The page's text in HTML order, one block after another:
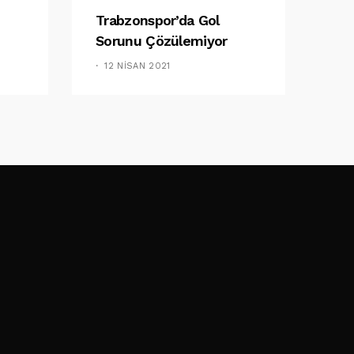
Trabzonspor’da Gol
Sorunu Çözülemiyor
12 NISAN 2021